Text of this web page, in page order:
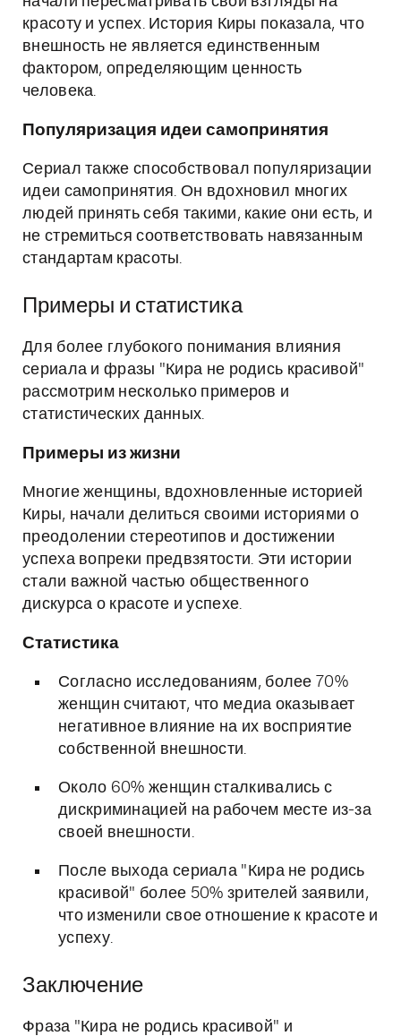
красоту и успех. История Киры показала, что
внешность не является единственным
фактором, определяющим ценность
человека.
Популяризация идеи самопринятия
Сериал также способствовал популяризации
идеи самопринятия. Он вдохновил многих
людей принять себя такими, какие они есть, и
не стремиться соответствовать навязанным
стандартам красоты.
Примеры и статистика
Для более глубокого понимания влияния
сериала и фразы "Кира не родись красивой"
рассмотрим несколько примеров и
статистических данных.
Примеры из жизни
Многие женщины, вдохновленные историей
Киры, начали делиться своими историями о
преодолении стереотипов и достижении
успеха вопреки предвзятости. Эти истории
стали важной частью общественного
дискурса о красоте и успехе.
Статистика
Согласно исследованиям, более 70%
женщин считают, что медиа оказывает
негативное влияние на их восприятие
собственной внешности.
Около 60% женщин сталкивались с
дискриминацией на рабочем месте из-за
своей внешности.
После выхода сериала "Кира не родись
красивой" более 50% зрителей заявили,
что изменили свое отношение к красоте и
успеху.
Заключение
Фраза "Кира не родись красивой" и